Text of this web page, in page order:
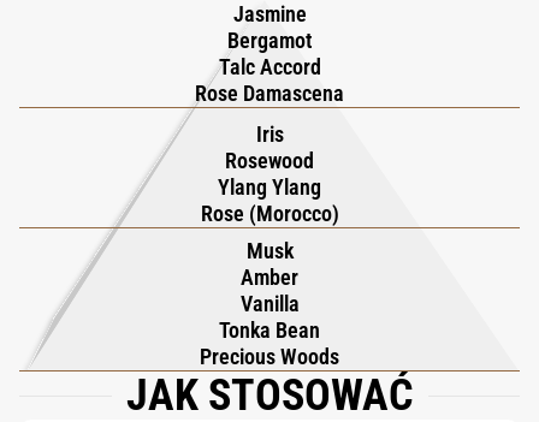
jak zapach się pogłębia, wanilia, fasolka tonka, bursztyn, cenne
drzewa i piżmo tworzą kremowe, zmysłowe wykończenie, które
utrzymuje się niczym delikatny dotyk. Talco to czystość
przemieniona w perfumy – poetyckie połączenie delikatności i
emocji, które przywołuje komfort, spokój i wieczną łaskę ludzkiej
Jasmine
Bergamot
Talc Accord
Rose Damascena
Iris
Rosewood
Ylang Ylang
Rose (Morocco)
Musk
Amber
Vanilla
Tonka Bean
Precious Woods
JAK STOSOWAĆ